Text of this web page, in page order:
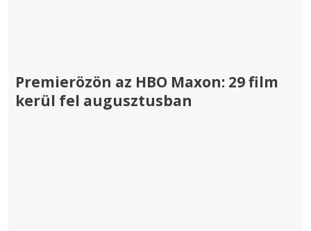
Premierözön az HBO Maxon: 29 film
kerül fel augusztusban